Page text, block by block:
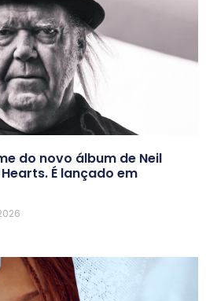
do novo álbum de Neil
É lançado em